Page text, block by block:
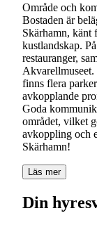
Område och
Bostaden är
Skärhamn, känt
kustlandskap.
restauranger,
Akvarellmuseet.
finns flera
avkopplande
Goda
området, vilket
avkoppling och
Skärhamn!
Läs mer
Din